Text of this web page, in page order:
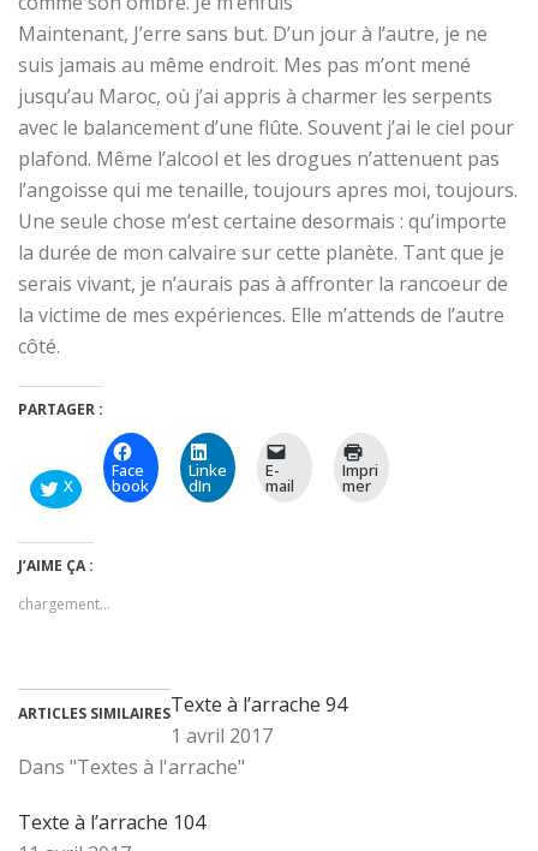
Maintenant, J’erre sans but. D’un jour à l’autre, je ne
suis jamais au même endroit. Mes pas m’ont mené
jusqu’au Maroc, où j’ai appris à charmer les serpents
avec le balancement d’une flûte. Souvent j’ai le ciel pour
plafond. Même l’alcool et les drogues n’attenuent pas
l’angoisse qui me tenaille, toujours apres moi, toujours.
Une seule chose m’est certaine desormais : qu’importe
la durée de mon calvaire sur cette planète. Tant que je
serais vivant, je n’aurais pas à affronter la rancoeur de
la victime de mes expériences. Elle m’attends de l’autre
côté.
PARTAGER :
X
Face
book
Linke
dIn
E-
mail
Impri
mer
J’AIME ÇA :
chargement…
ARTICLES SIMILAIRESTexte à l’arrache 94
1 avril 2017
Dans "Textes à l'arrache"
Texte à l’arrache 104